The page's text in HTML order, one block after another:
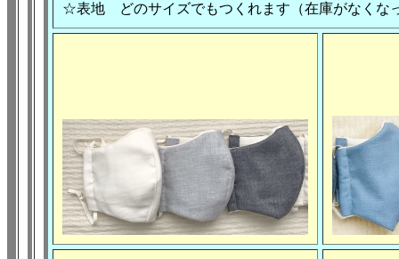
☆表地 どのサイズでもつくれます（在庫がなくな